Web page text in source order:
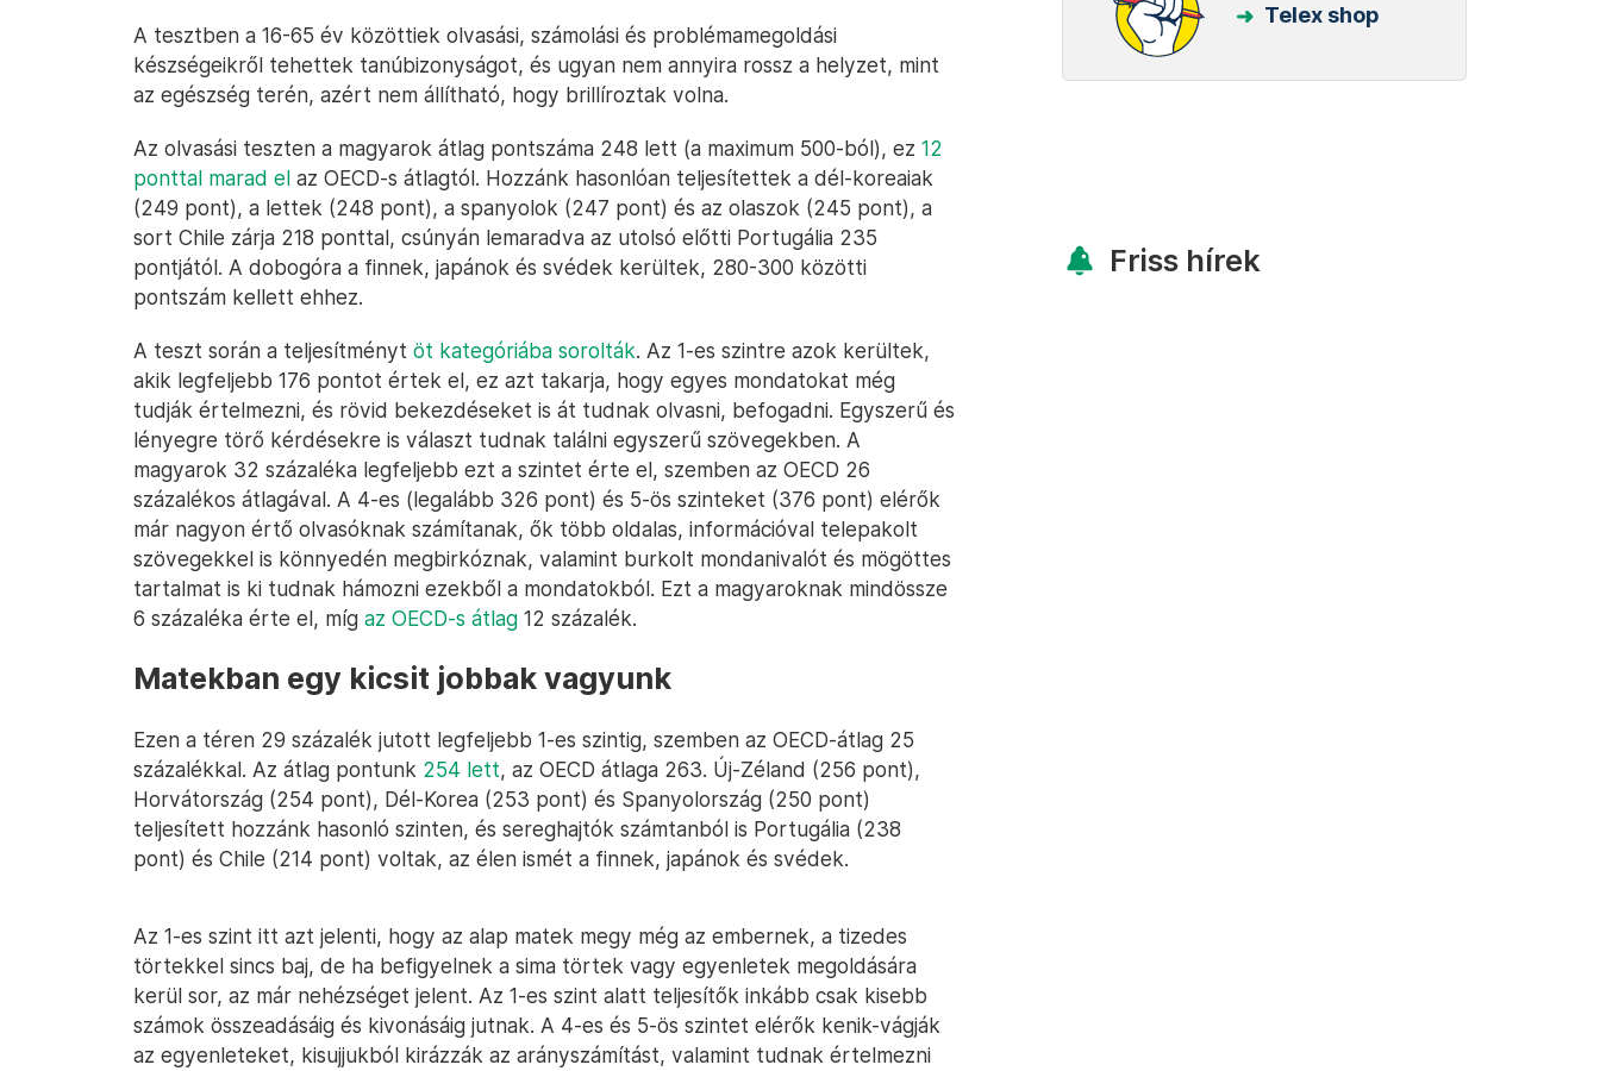
A tesztben a 16-65 év közöttiek olvasási, számolási és problémamegoldási
készségeikről tehettek tanúbizonyságot, és ugyan nem annyira rossz a helyzet, mint
az egészség terén, azért nem állítható, hogy brillíroztak volna.
Az olvasási teszten a magyarok átlag pontszáma 248 lett (a maximum 500-ból), ez 12
ponttal marad el az OECD-s átlagtól. Hozzánk hasonlóan teljesítettek a dél-koreaiak
(249 pont), a lettek (248 pont), a spanyolok (247 pont) és az olaszok (245 pont), a
sort Chile zárja 218 ponttal, csúnyán lemaradva az utolsó előtti Portugália 235
pontjától. A dobogóra a finnek, japánok és svédek kerültek, 280-300 közötti
pontszám kellett ehhez.
A teszt során a teljesítményt öt kategóriába sorolták. Az 1-es szintre azok kerültek,
akik legfeljebb 176 pontot értek el, ez azt takarja, hogy egyes mondatokat még
tudják értelmezni, és rövid bekezdéseket is át tudnak olvasni, befogadni. Egyszerű és
lényegre törő kérdésekre is választ tudnak találni egyszerű szövegekben. A
magyarok 32 százaléka legfeljebb ezt a szintet érte el, szemben az OECD 26
százalékos átlagával. A 4-es (legalább 326 pont) és 5-ös szinteket (376 pont) elérők
már nagyon értő olvasóknak számítanak, ők több oldalas, információval telepakolt
szövegekkel is könnyedén megbirkóznak, valamint burkolt mondanivalót és mögöttes
tartalmat is ki tudnak hámozni ezekből a mondatokból. Ezt a magyaroknak mindössze
6 százaléka érte el, míg az OECD-s átlag 12 százalék.
Matekban egy kicsit jobbak vagyunk
Ezen a téren 29 százalék jutott legfeljebb 1-es szintig, szemben az OECD-átlag 25
százalékkal. Az átlag pontunk 254 lett, az OECD átlaga 263. Új-Zéland (256 pont),
Horvátország (254 pont), Dél-Korea (253 pont) és Spanyolország (250 pont)
teljesített hozzánk hasonló szinten, és sereghajtók számtanból is Portugália (238
pont) és Chile (214 pont) voltak, az élen ismét a finnek, japánok és svédek.
Az 1-es szint itt azt jelenti, hogy az alap matek megy még az embernek, a tizedes
törtekkel sincs baj, de ha befigyelnek a sima törtek vagy egyenletek megoldására
kerül sor, az már nehézséget jelent. Az 1-es szint alatt teljesítők inkább csak kisebb
számok összeadásáig és kivonásáig jutnak. A 4-es és 5-ös szintet elérők kenik-vágják
az egyenleteket, kisujjukból kirázzák az arányszámítást, valamint tudnak értelmezni
Telex shop
Friss hírek